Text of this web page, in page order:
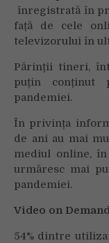
înregistrată în
față de cele
televizorului în
Părinții tineri,
puțin conținut
pandemiei.
În privința
de ani au mai
mediul online,
urmăresc mai
pandemiei.
Video on
54% dintre